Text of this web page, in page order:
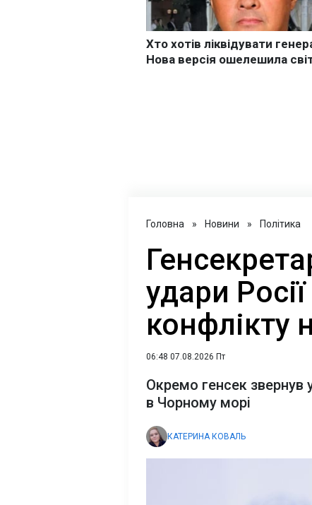
Головна » Новини » Політика
удари
конфлікту
06:48 07.08.2026 Пт
Окремо генсек звернув
в Чорному морі
КАТЕРИНА КОВАЛЬ